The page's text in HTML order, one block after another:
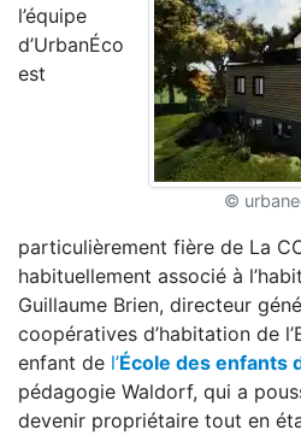
©
l’équipe
d’UrbanÉco
est
particulièrement fière de La
habituellement associé à
Guillaume Brien, directeur
coopératives d’habitation de
enfant de l’École des enfants
pédagogie Waldorf, qui a
devenir propriétaire tout en